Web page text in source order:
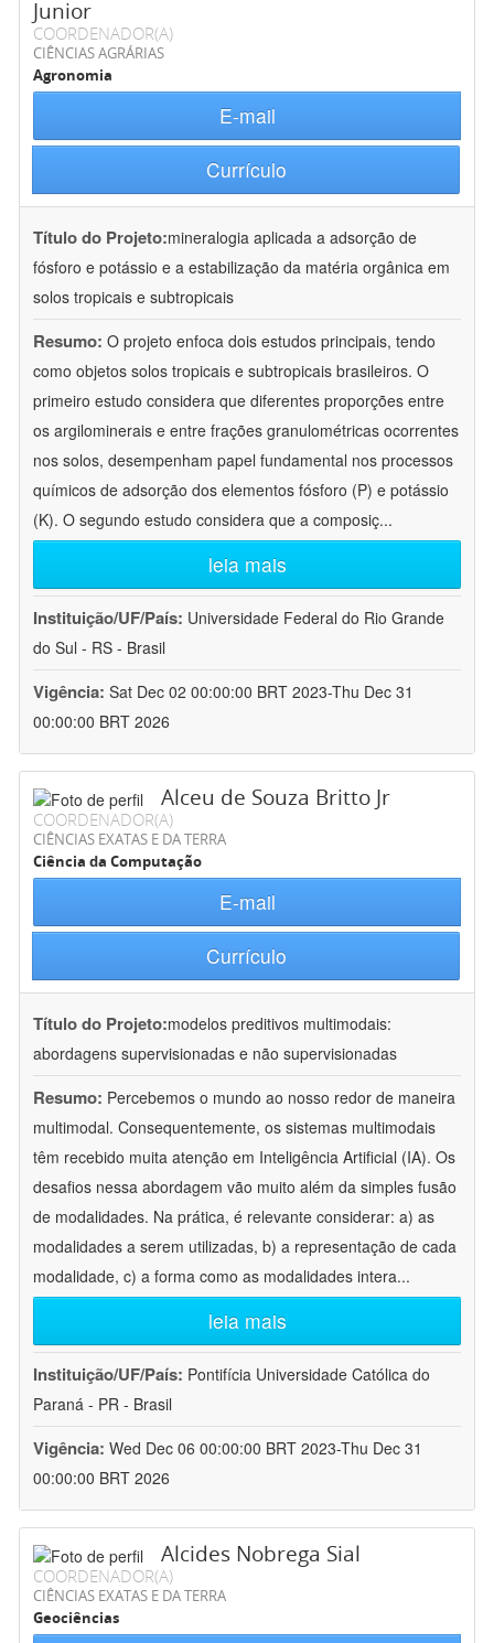
Junior
COORDENADOR(A)
CIÊNCIAS AGRÁRIAS
Agronomia
E-mail
Currículo
Título do Projeto:mineralogia aplicada a adsorção de
fósforo e potássio e a estabilização da matéria orgânica em
solos tropicais e subtropicais
Resumo: O projeto enfoca dois estudos principais, tendo
como objetos solos tropicais e subtropicais brasileiros. O
primeiro estudo considera que diferentes proporções entre
os argilominerais e entre frações granulométricas ocorrentes
nos solos, desempenham papel fundamental nos processos
químicos de adsorção dos elementos fósforo (P) e potássio
(K). O segundo estudo considera que a composiç...
leia mais
Instituição/UF/País: Universidade Federal do Rio Grande
do Sul - RS - Brasil
Vigência: Sat Dec 02 00:00:00 BRT 2023-Thu Dec 31
00:00:00 BRT 2026
Alceu de Souza Britto Jr
COORDENADOR(A)
CIÊNCIAS EXATAS E DA TERRA
Ciência da Computação
E-mail
Currículo
Título do Projeto:modelos preditivos multimodais:
abordagens supervisionadas e não supervisionadas
Resumo: Percebemos o mundo ao nosso redor de maneira
multimodal. Consequentemente, os sistemas multimodais
têm recebido muita atenção em Inteligência Artificial (IA). Os
desafios nessa abordagem vão muito além da simples fusão
de modalidades. Na prática, é relevante considerar: a) as
modalidades a serem utilizadas, b) a representação de cada
modalidade, c) a forma como as modalidades intera...
leia mais
Instituição/UF/País: Pontifícia Universidade Católica do
Paraná - PR - Brasil
Vigência: Wed Dec 06 00:00:00 BRT 2023-Thu Dec 31
00:00:00 BRT 2026
Alcides Nobrega Sial
COORDENADOR(A)
CIÊNCIAS EXATAS E DA TERRA
Geociências